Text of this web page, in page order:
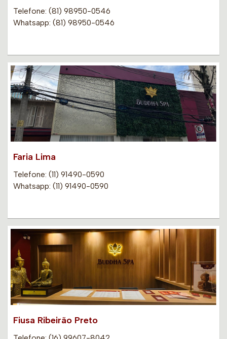
Telefone: (81) 98950-0546
Whatsapp: (81) 98950-0546
Faria Lima
Telefone: (11) 91490-0590
Whatsapp: (11) 91490-0590
Fiusa Ribeirão Preto